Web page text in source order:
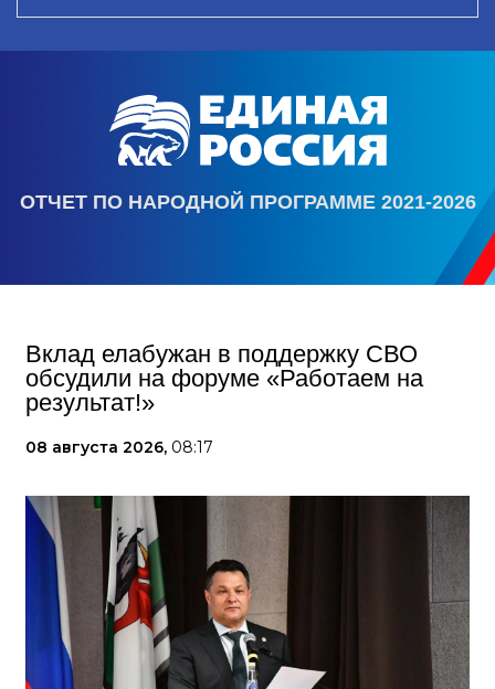
ОТЧЕТ ПО НАРОДНОЙ ПРОГРАММЕ 2021-2026
Вклад елабужан в поддержку СВО
обсудили на форуме «Работаем на
результат!»
08 августа 2026, 08:17